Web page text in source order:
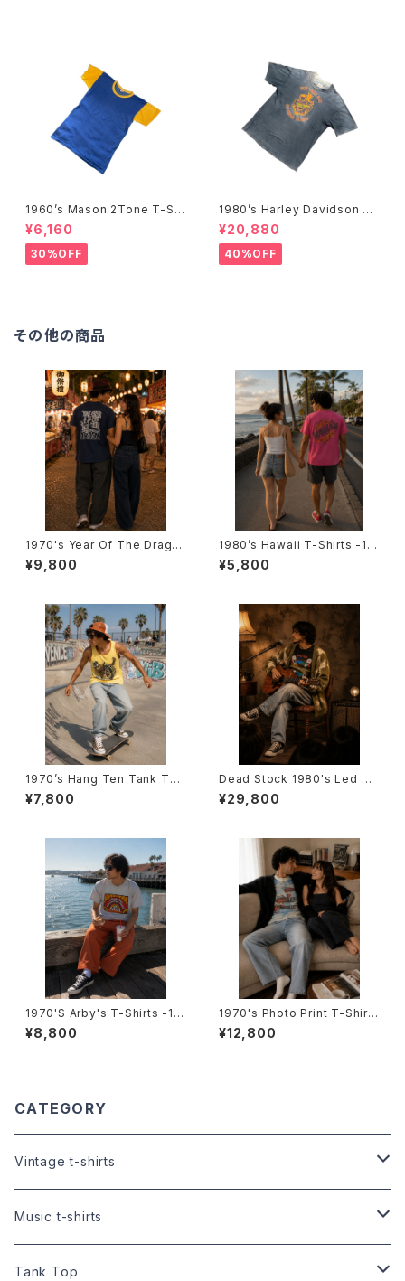
1960’s Mason 2Tone T-Shi
rts -1960年代 メイソン 2トー
ンTシャツ-
¥6,160
30%OFF
1980’s Harley Davidson T-
Shirts -1980年代 ハーレー・
ダビッドソン Tシャツ-
¥20,880
40%OFF
その他の商品
1970's Year Of The Drago
n T-Shirts -1970年代 辰年T
シャツ-
¥9,800
1980’s Hawaii T-Shirts -19
80年代 ハワイTシャツ-
¥5,800
1970’s Hang Ten Tank Top
-1970年代 ハンテン タンクトッ
プ-
¥7,800
Dead Stock 1980's Led Ze
ppelin World Tour T-Shirts
-デッドストック 1980~1981年
¥29,800
1970'S Arby's T-Shirts -19
70年代 アービーズTシャツ-
¥8,800
1970's Photo Print T-Shirts
-1970年代 フォトプリントTシャ
ツ-
¥12,800
CATEGORY
Vintage t-shirts
Size:XS
Size:S
Music t-shirts
S/S t-shirts
Tank Top